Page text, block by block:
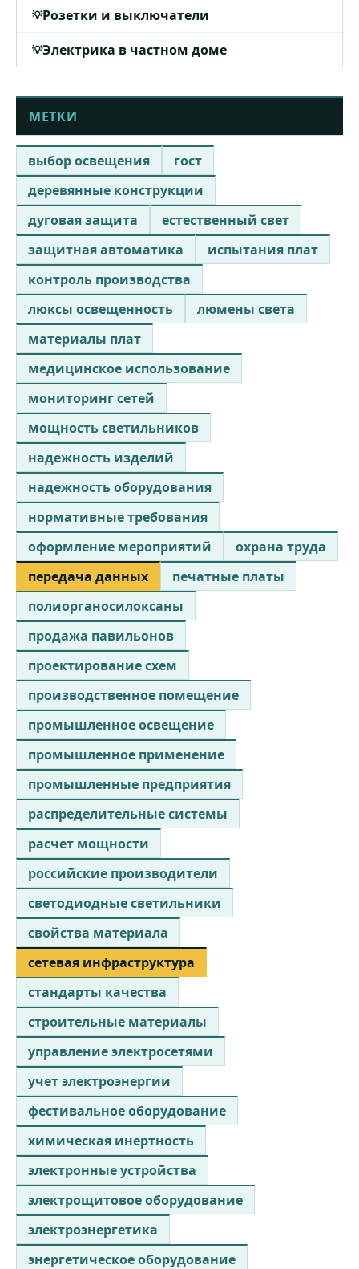
Розетки и выключатели
Электрика в частном доме
МЕТКИ
выбор освещения
гост
деревянные конструкции
дуговая защита
естественный свет
защитная автоматика
испытания плат
контроль производства
люксы освещенность
люмены света
материалы плат
медицинское использование
мониторинг сетей
мощность светильников
надежность изделий
надежность оборудования
нормативные требования
оформление мероприятий
охрана труда
передача данных
печатные платы
полиорганосилоксаны
продажа павильонов
проектирование схем
производственное помещение
промышленное освещение
промышленное применение
промышленные предприятия
распределительные системы
расчет мощности
российские производители
светодиодные светильники
свойства материала
сетевая инфраструктура
стандарты качества
строительные материалы
управление электросетями
учет электроэнергии
фестивальное оборудование
химическая инертность
электронные устройства
электрощитовое оборудование
электроэнергетика
энергетическое оборудование